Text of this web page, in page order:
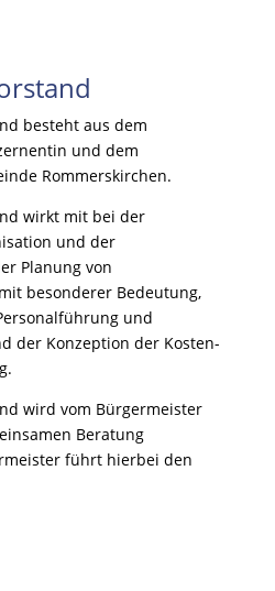
besteht aus dem
und dem
Rommerskirchen.
wirkt mit bei der
und der
Planung von
besonderer Bedeutung,
und
der Konzeption der Kosten-
wird vom Bürgermeister
Beratung
führt hierbei den